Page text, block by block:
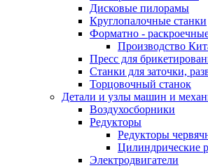
Дисковые пилорамы
Круглопалочные станки
Форматно -
Производство
Пресс для
Станки для заточки,
Торцовочный станок
Детали и узлы машин и
Воздухосборники
Редукторы
Редукторы
Цилиндрические
Электродвигатели